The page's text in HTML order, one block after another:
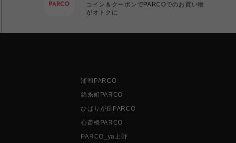
コイン＆クーポンでPARCOでのお買い物
がオトクに
浦和PARCO
錦糸町PARCO
ひばりが丘PARCO
心斎橋PARCO
PARCO_ya上野